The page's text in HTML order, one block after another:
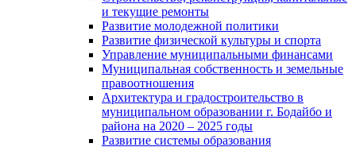
и текущие ремонты
Развитие молодежной политики
Развитие физической культуры и спорта
Управление муниципальными финансами
Муниципальная собственность и земельные
правоотношения
Архитектура и градостроительство в
муниципальном образовании г. Бодайбо и
района на 2020 – 2025 годы
Развитие системы образования